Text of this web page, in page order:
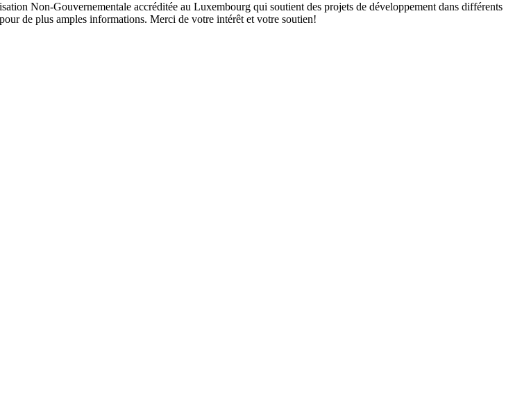
Non-Gouvernementale accréditée au Luxembourg qui soutient des projets de développement dans différents
de plus amples informations. Merci de votre intérêt et votre soutien!